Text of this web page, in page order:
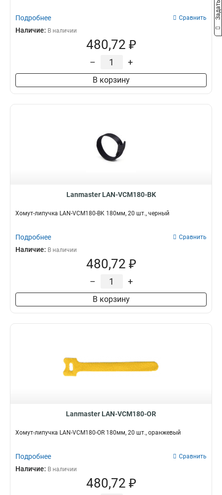
Подробнее Сравнить
Наличие: В наличии
480,72 ₽
– +
В корзину
Lanmaster LAN-VCM180-BK
Хомут-липучка LAN-VCM180-BK 180мм, 20 шт., черный
Подробнее Сравнить
Наличие: В наличии
480,72 ₽
– +
В корзину
Lanmaster LAN-VCM180-OR
Хомут-липучка LAN-VCM180-OR 180мм, 20 шт., оранжевый
Подробнее Сравнить
Наличие: В наличии
480,72 ₽